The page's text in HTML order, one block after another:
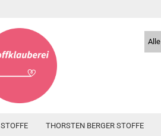
Alle
STOFFE THORSTEN BERGER STOFFE